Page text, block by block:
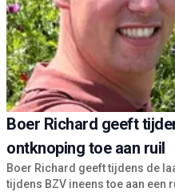
Boer Richard geeft
ontknoping toe aan ruil
Boer Richard geeft tijdens de
tijdens BZV ineens toe aan een